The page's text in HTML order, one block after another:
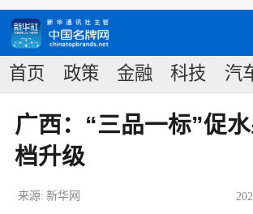
首页 政策 金融 科技 汽
广西：“三品一标”促
档升级
来源: 新华网